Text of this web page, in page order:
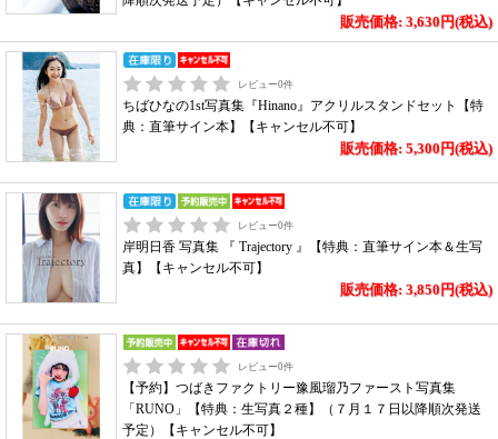
販売価格: 3,630円(税込)
レビュー0件
ちばひなの1st写真集『Hinano』アクリルスタンドセット【特
典：直筆サイン本】【キャンセル不可】
販売価格: 5,300円(税込)
レビュー0件
岸明日香 写真集 『 Trajectory 』【特典：直筆サイン本＆生写
真】【キャンセル不可】
販売価格: 3,850円(税込)
レビュー0件
【予約】つばきファクトリー豫風瑠乃ファースト写真集
「RUNO」【特典：生写真２種】（７月１７日以降順次発送
予定）【キャンセル不可】